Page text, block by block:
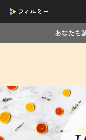
あなたも